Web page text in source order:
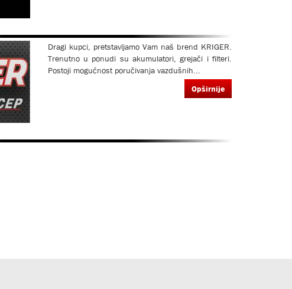
Dragi kupci, pretstavljamo Vam naš brend KRIGER.
Trenutno u ponudi su akumulatori, grejači i filteri.
Postoji mogućnost poručivanja vazdušnih...
Opširnije